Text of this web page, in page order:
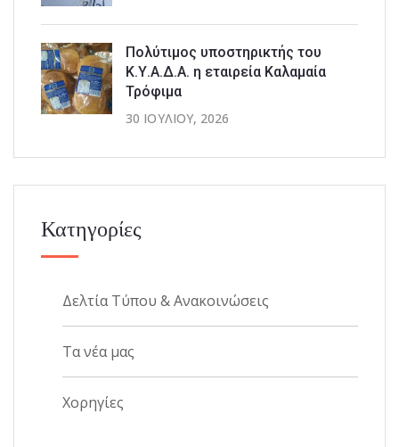
Πολύτιμος υποστηρικτής του
Κ.Υ.Α.Δ.Α. η εταιρεία Καλαμαία
Τρόφιμα
30 ΙΟΥΛΊΟΥ, 2026
Κατηγορίες
Δελτία Τύπου & Ανακοινώσεις
Τα νέα μας
Χορηγίες